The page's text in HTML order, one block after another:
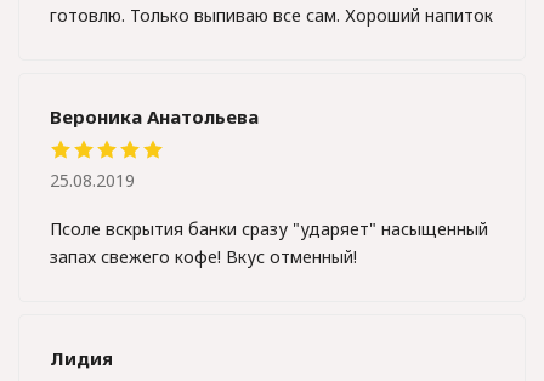
готовлю. Только выпиваю все сам. Хороший напиток
Вероника Анатольева
Псоле вскрытия банки сразу "ударяет" насыщенный
запах свежего кофе! Вкус отменный!
25.08.2019
Лидия